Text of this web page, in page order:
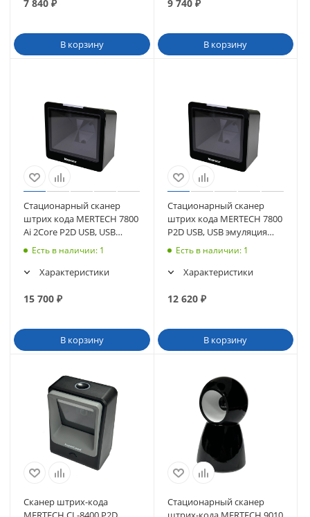
7 840 ₽
В корзину
9 740₽
В корзину
Стационарный сканер
штрих кода MERTECH 7800
Ai 2Core P2D USB, USB
эмуляция RS232 black
Есть в наличии: 1
Характеристики
15 700 ₽
В корзину
Стационарный сканер
штрих кода MERTECH 7800
P2D USB, USB эмуляция
RS232 black
Есть в наличии: 1
Характеристики
12 620₽
В корзину
Cканер штрих-кода
Стационарный сканер